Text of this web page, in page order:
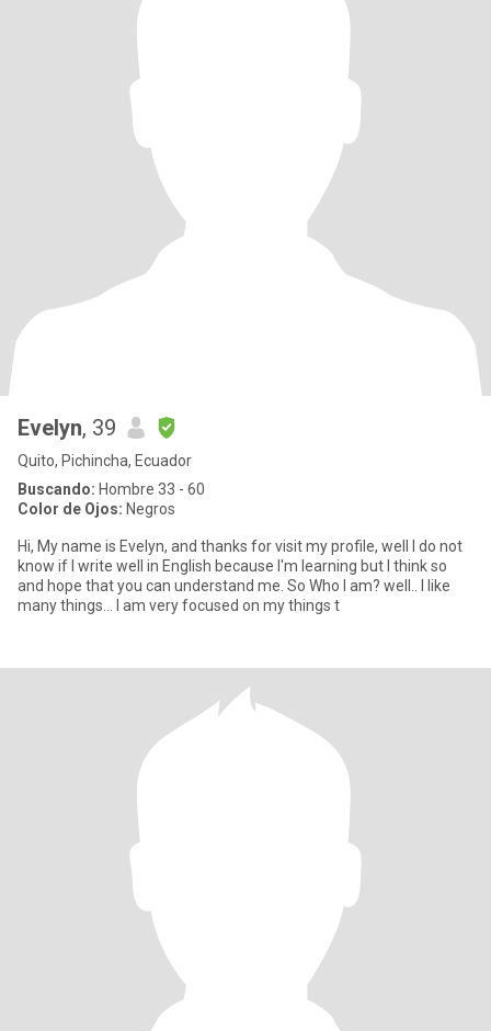
Evelyn, 39
Quito, Pichincha, Ecuador
Buscando: Hombre 33 - 60
Color de Ojos: Negros
Hi, My name is Evelyn, and thanks for visit my profile, well I do not
know if I write well in English because I'm learning but I think so
and hope that you can understand me. So Who I am? well.. I like
many things... I am very focused on my things t